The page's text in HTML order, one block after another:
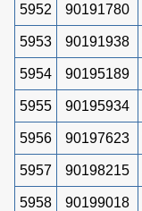
5952 90191780
5953 90191938
5954 90195189
5955 90195934
5956 90197623
5957 90198215
5958 90199018